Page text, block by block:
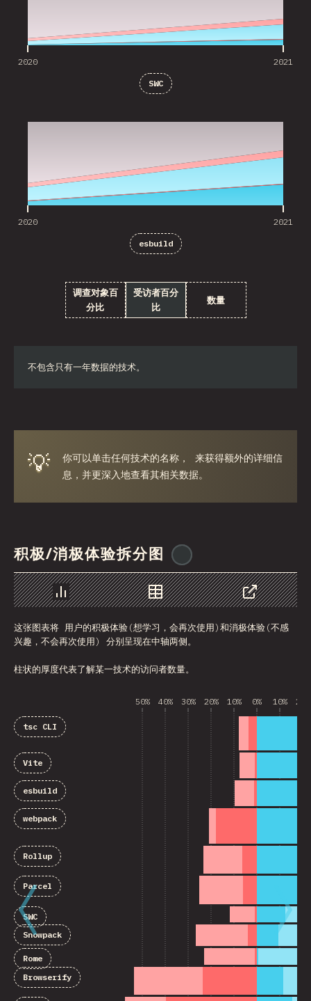
2020 2021
SWC
2020 2021
esbuild
调查对象百
分比
受访者百分
比
数量
不包含只有一年数据的技术。
💡
你可以单击任何技术的名称， 来获得额外的详细信
息，并更深入地查看其相关数据。
积极/消极体验拆分图
图表 数据
分享
这张图表将 用户的积极体验(想学习，会再次使用)和消极体验(不感
兴趣，不会再次使用) 分别呈现在中轴两侧。
柱状的厚度代表了解某一技术的访问者数量。
50% 40% 30% 20% 10% 0% 10% 20%
tsc CLI
Vite
esbuild
webpack
Rollup
Parcel
SWC
Snowpack
Rome
Browserify